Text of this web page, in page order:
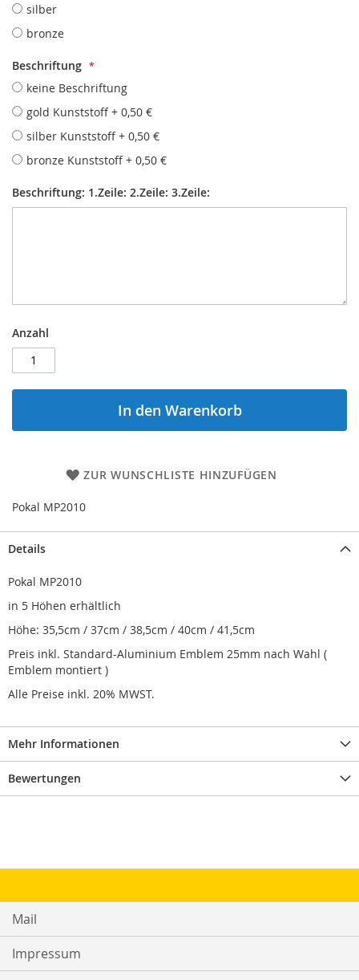
silber
bronze
Beschriftung
keine Beschriftung
gold Kunststoff + 0,50 €
silber Kunststoff + 0,50 €
bronze Kunststoff + 0,50 €
Beschriftung: 1.Zeile: 2.Zeile: 3.Zeile:
Anzahl
In den Warenkorb
ZUR WUNSCHLISTE HINZUFÜGEN
Pokal MP2010
Details
Pokal MP2010
in 5 Höhen erhältlich
Höhe: 35,5cm / 37cm / 38,5cm / 40cm / 41,5cm
Preis inkl. Standard-Aluminium Emblem 25mm nach Wahl (
Emblem montiert )
Alle Preise inkl. 20% MWST.
Mehr Informationen
Bewertungen
Mail
Impressum